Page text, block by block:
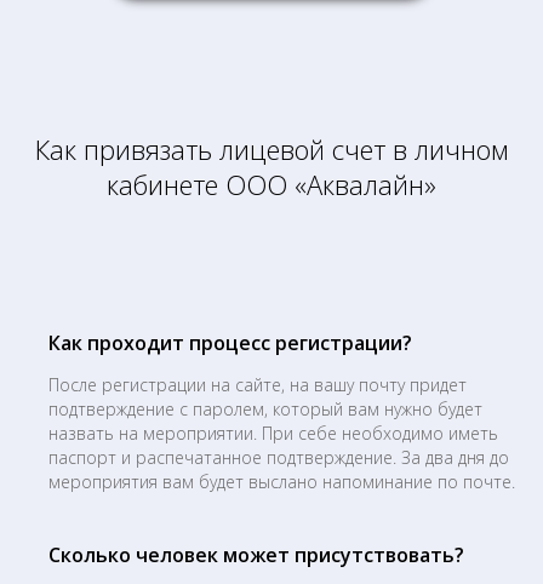
Как привязать лицевой счет в личном
кабинете ООО «Аквалайн»
Как проходит процесс регистрации?
После регистрации на сайте, на вашу почту придет
подтверждение с паролем, который вам нужно будет
назвать на мероприятии. При себе необходимо иметь
паспорт и распечатанное подтверждение. За два дня до
мероприятия вам будет выслано напоминание по почте.
Сколько человек может присутствовать?